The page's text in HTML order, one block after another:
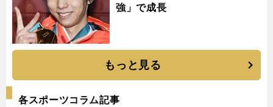
強」で成長
もっと見る
各スポーツコラム記事